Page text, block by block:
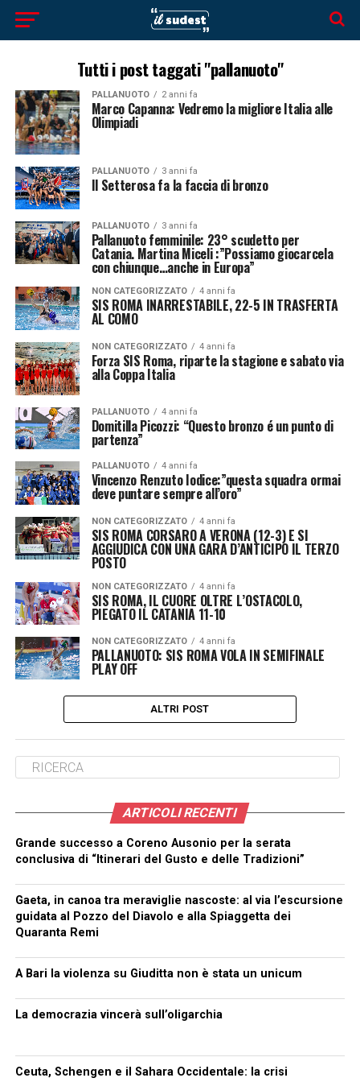
Tutti i post taggati "pallanuoto"
PALLANUOTO 2 anni fa
Marco Capanna: Vedremo la migliore Italia alle
Olimpiadi
PALLANUOTO 3 anni fa
Il Setterosa fa la faccia di bronzo
PALLANUOTO 3 anni fa
Pallanuoto femminile: 23° scudetto per
Catania. Martina Miceli :”Possiamo giocarcela
con chiunque…anche in Europa”
NON CATEGORIZZATO 4 anni fa
SIS ROMA INARRESTABILE, 22-5 IN TRASFERTA
AL COMO
NON CATEGORIZZATO 4 anni fa
Forza SIS Roma, riparte la stagione e sabato via
alla Coppa Italia
PALLANUOTO 4 anni fa
Domitilla Picozzi: “Questo bronzo é un punto di
partenza”
PALLANUOTO 4 anni fa
Vincenzo Renzuto Iodice:”questa squadra ormai
deve puntare sempre all’oro”
NON CATEGORIZZATO 4 anni fa
SIS ROMA CORSARO A VERONA (12-3) E SI
AGGIUDICA CON UNA GARA D’ANTICIPO IL TERZO
POSTO
NON CATEGORIZZATO 4 anni fa
SIS ROMA, IL CUORE OLTRE L’OSTACOLO,
PIEGATO IL CATANIA 11-10
NON CATEGORIZZATO 4 anni fa
PALLANUOTO: SIS ROMA VOLA IN SEMIFINALE
PLAY OFF
ALTRI POST
ARTICOLI RECENTI
Grande successo a Coreno Ausonio per la serata
conclusiva di “Itinerari del Gusto e delle Tradizioni”
Gaeta, in canoa tra meraviglie nascoste: al via l’escursione
guidata al Pozzo del Diavolo e alla Spiaggetta dei
Quaranta Remi
A Bari la violenza su Giuditta non è stata un unicum
La democrazia vincerà sull’oligarchia
Ceuta, Schengen e il Sahara Occidentale: la crisi